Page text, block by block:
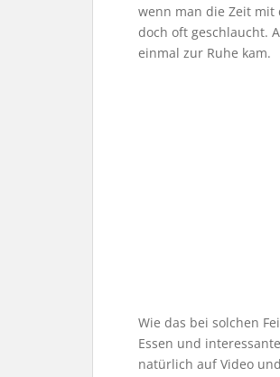
wenn man die Zeit mit
doch oft geschlaucht.
einmal zur Ruhe kam.
Wie das bei solchen
Essen und
natürlich auf Video